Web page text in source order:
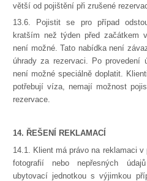
větší od pojištění při zrušené
13.6. Pojistit se pro případ
kratším než týden před začátkem
není možné. Tato nabídka není
úhrady za rezervaci. Po provedení
není možné speciálně doplatit.
potřebují víza, nemají možnost
rezervace.
14. ŘEŠENÍ REKLAMACÍ
14.1. Klient má právo na reklamaci
fotografií nebo nepřesných
ubytovací jednotkou s výjimkou